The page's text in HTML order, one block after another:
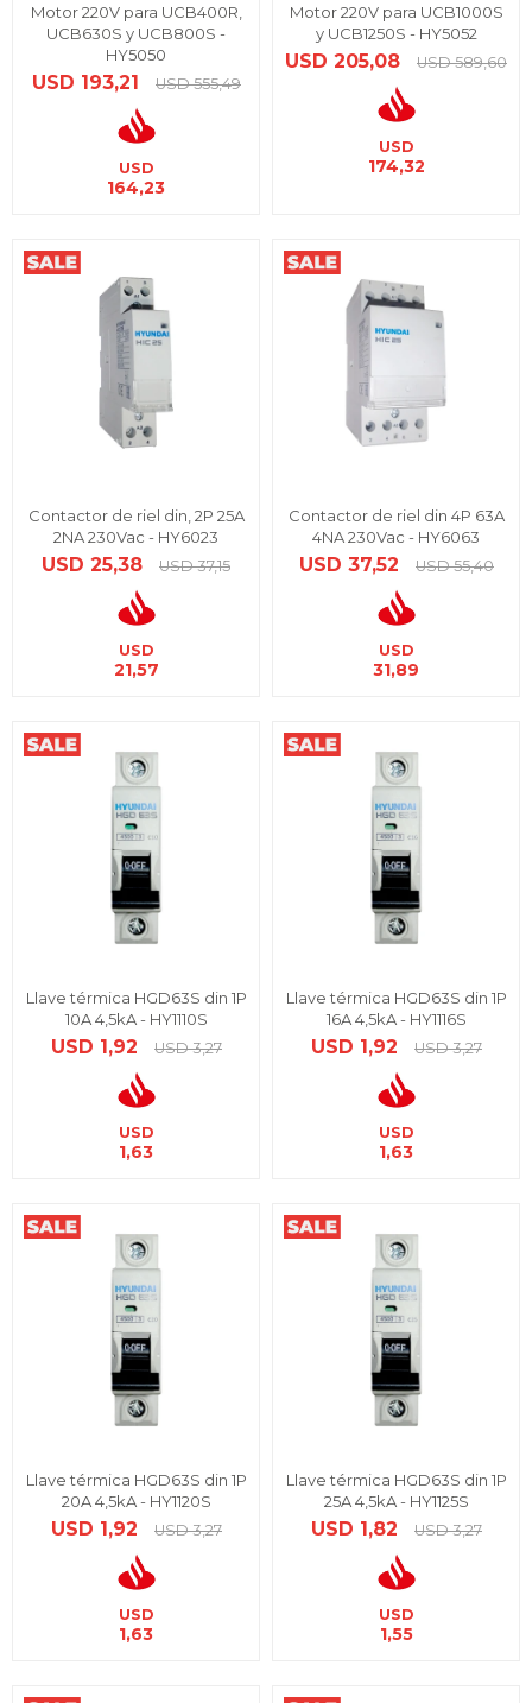
Motor 220V para UCB400R,
UCB630S y UCB800S -
HY5050
USD 193,21 USD 555,49
USD
164,23
Motor 220V para UCB1000S
y UCB1250S - HY5052
USD 205,08 USD 589,60
USD
174,32
Contactor de riel din, 2P 25A
2NA 230Vac - HY6023
USD 25,38 USD 37,15
USD
21,57
Contactor de riel din 4P 63A
4NA 230Vac - HY6063
USD 37,52 USD 55,40
USD
31,89
Llave térmica HGD63S din 1P
10A 4,5kA - HY1110S
USD 1,92 USD 3,27
USD
1,63
Llave térmica HGD63S din 1P
16A 4,5kA - HY1116S
USD 1,92 USD 3,27
USD
1,63
Llave térmica HGD63S din 1P
20A 4,5kA - HY1120S
USD 1,92 USD 3,27
USD
1,63
Llave térmica HGD63S din 1P
25A 4,5kA - HY1125S
USD 1,82 USD 3,27
USD
1,55